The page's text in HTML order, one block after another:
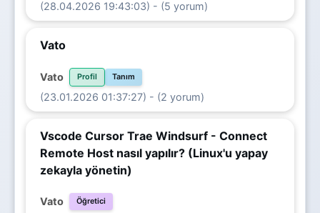
(28.04.2026 19:43:03) - (5 yorum)
Vato
Vato Profil Tanım
(23.01.2026 01:37:27) - (2 yorum)
Vscode Cursor Trae Windsurf - Connect
Remote Host nasıl yapılır? (Linux'u yapay
zekayla yönetin)
Vato Öğretici